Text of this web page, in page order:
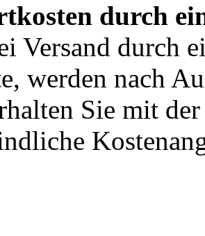
durch
Versand durch
werden nach
Sie mit